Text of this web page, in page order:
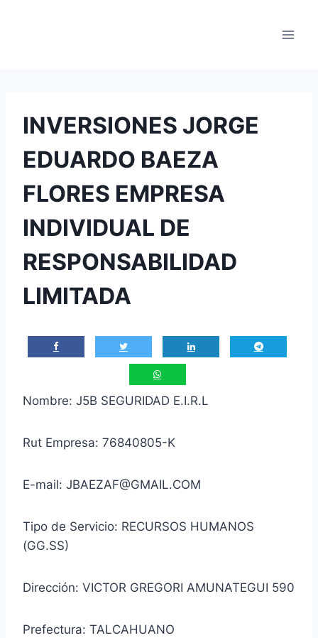
INVERSIONES JORGE
EDUARDO BAEZA
FLORES EMPRESA
INDIVIDUAL DE
RESPONSABILIDAD
LIMITADA
Nombre: J5B SEGURIDAD E.I.R.L
Rut Empresa: 76840805-K
E-mail: JBAEZAF@GMAIL.COM
Tipo de Servicio: RECURSOS HUMANOS
(GG.SS)
Dirección: VICTOR GREGORI AMUNATEGUI 590
Prefectura: TALCAHUANO